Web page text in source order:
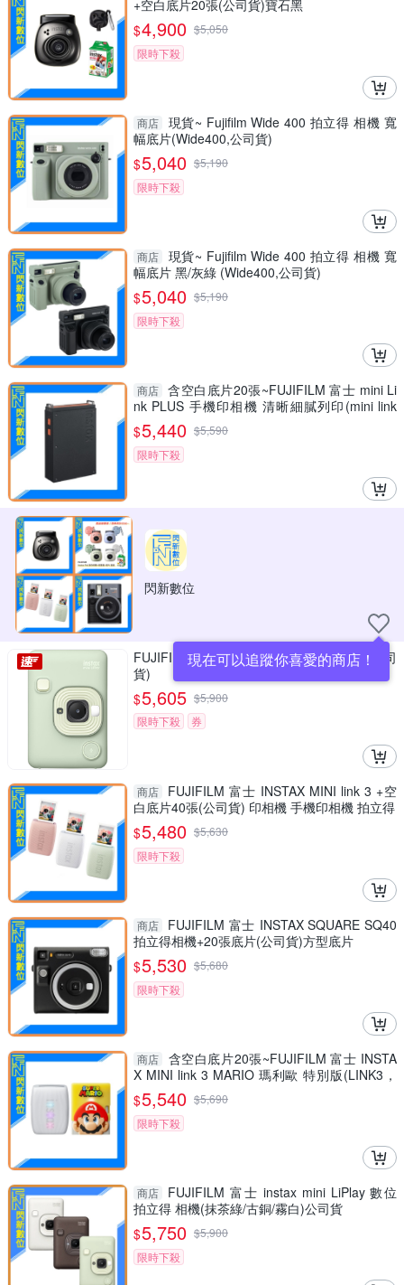
+空白底片20張(公司貨)寶石黑
$4,900 $5,050
限時下殺
商店
現貨~ Fujifilm Wide 400 拍立得 相機 寬
幅底片(Wide400,公司貨)
$5,040 $5,190
限時下殺
商店
現貨~ Fujifilm Wide 400 拍立得 相機 寬
幅底片 黑/灰綠 (Wide400,公司貨)
$5,040 $5,190
限時下殺
商店 含空白底片20張~FUJIFILM 富士 mini Li
nk PLUS 手機印相機 清晰細膩列印(mini link
+，公司貨)
$5,440 $5,590
限時下殺
閃新數位
現在可以追蹤你喜愛的商店！
FUJIFILM instax mini LiPlay 馬上看相機 (公司
貨)
$5,605 $5,900
限時下殺
券
商店
FUJIFILM 富士 INSTAX MINI link 3 +空
白底片40張(公司貨) 印相機 手機印相機 拍立得
$5,480 $5,630
限時下殺
商店
FUJIFILM 富士 INSTAX SQUARE SQ40
拍立得相機+20張底片(公司貨)方型底片
$5,530 $5,680
限時下殺
商店
含空白底片20張~FUJIFILM 富士 INSTA
X MINI link 3 MARIO 瑪利歐 特別版(LINK3，
公司貨)拍立得 手機印相機
$5,540 $5,690
限時下殺
商店
FUJIFILM 富士 instax mini LiPlay 數位
拍立得 相機(抹茶綠/古銅/霧白)公司貨
$5,750 $5,900
限時下殺